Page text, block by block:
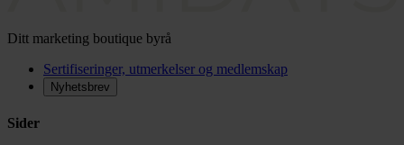
Ditt marketing boutique byrå
Sertifiseringer, utmerkelser og medlemskap
Nyhetsbrev
Sider